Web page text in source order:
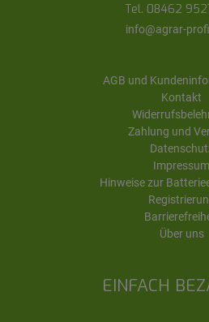
EINFACH
Tel. 08462
info@agrar-
AGB und
Kontakt
Zahlung und
Impressum
Hinweise zur
Über uns